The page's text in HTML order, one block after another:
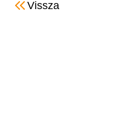
Vissza